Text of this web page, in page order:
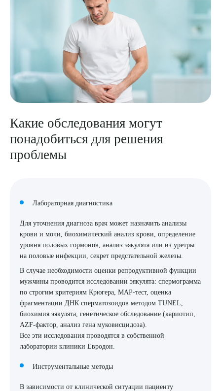
Какие обследования могут
понадобиться для решения
проблемы
Лабораторная диагностика
Для уточнения диагноза врач может назначить анализы
крови и мочи, биохимический анализ крови, определение
уровня половых гормонов, анализ эякулята или из уретры
на половые инфекции, секрет предстательной железы.
В случае необходимости оценки репродуктивной функции
мужчины проводится исследовании эякулята: спермограмма
по строгим критериям Крюгера, МАР-тест, оценка
фрагментации ДНК сперматозоидов методом TUNEL,
биохимия эякулята, генетическое обследование (кариотип,
AZF-фактор, анализ гена муковисцидоза).
Все эти исследования проводятся в собственной
лаборатории клиники Евродон.
Инструментальные методы
В зависимости от клинической ситуации пациенту